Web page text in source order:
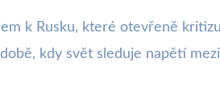
k Rusku, které otevřeně
kdy svět sleduje napětí mezi